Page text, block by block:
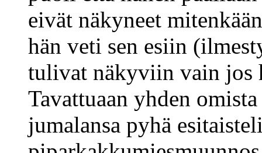
eivät näkyneet
hän veti sen esiin
tulivat näkyviin vain jos
Tavattuaan yhden
jumalansa pyhä